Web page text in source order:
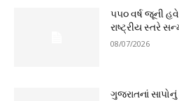
૫૫૦ વર્ષ જૂની
રાષ્ટ્રીય સ્તરે
08/07/2026
ગુજરાતનાં